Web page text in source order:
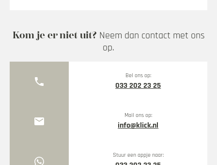
Kom je er niet uit? Neem dan contact met ons
op.
phone Bel ons op:
033 202 23 25
mail Mail ons op:
info@klick.nl
Stuur een appje naar: